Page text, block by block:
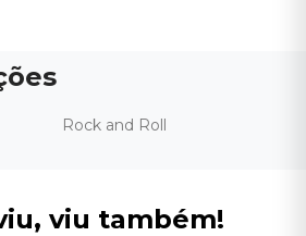
Rock and Roll
viu também!